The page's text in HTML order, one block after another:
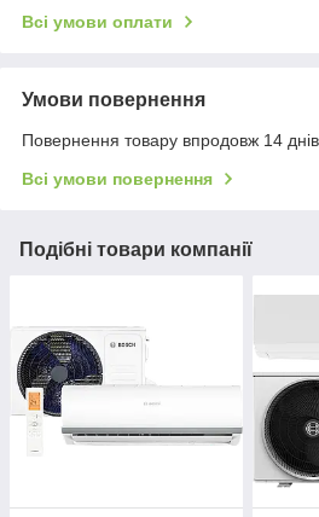
Всі умови оплати
Умови повернення
Повернення товару впродовж 14
Всі умови повернення
Подібні товари компанії